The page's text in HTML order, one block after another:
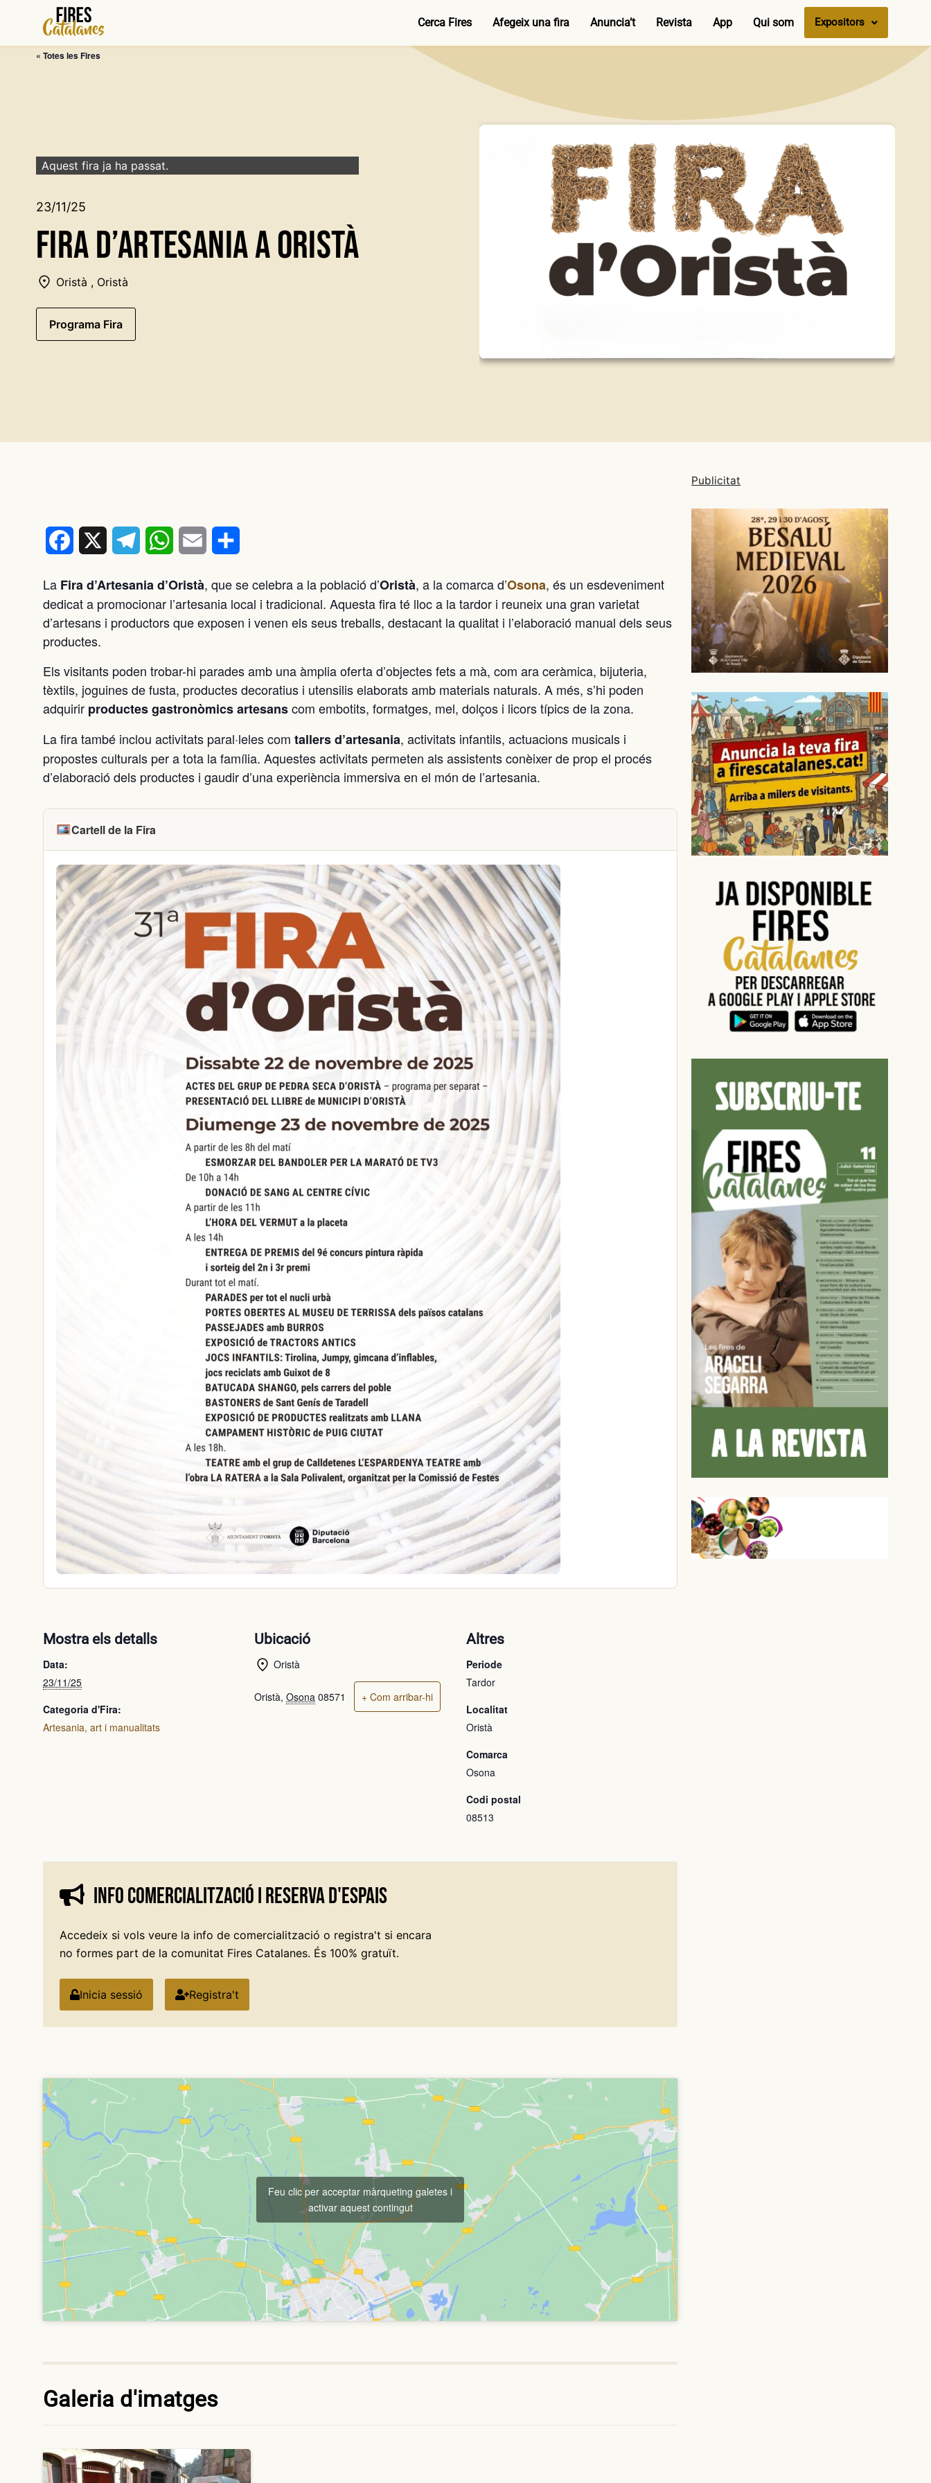
contingut
Cerca Fires Afegeix una fira Anuncia’t Revista App Qui som Expositors
« Totes les Fires
Aquest fira ja ha passat.
23/11/25
Fira d’Artesania a Oristà
Oristà , Oristà
Programa Fira
Facebook TelegramWhatsApp
Email
La Fira d’Artesania d’Oristà, que se celebra a la població d’Oristà, a la comarca d’Osona, és un esdeveniment
dedicat a promocionar l’artesania local i tradicional. Aquesta fira té lloc a la tardor i reuneix una gran varietat
d’artesans i productors que exposen i venen els seus treballs, destacant la qualitat i l’elaboració manual dels seus
productes.
Els visitants poden trobar-hi parades amb una àmplia oferta d’objectes fets a mà, com ara ceràmica, bijuteria,
tèxtils, joguines de fusta, productes decoratius i utensilis elaborats amb materials naturals. A més, s’hi poden
adquirir productes gastronòmics artesanscom embotits, formatges, mel, dolços i licors típics de la zona.
La fira també inclou activitats paral·leles com tallers d’artesania, activitats infantils, actuacions musicals i
propostes culturals per a tota la família. Aquestes activitats permeten als assistents conèixer de prop el procés
d’elaboració dels productes i gaudir d’una experiència immersiva en el món de l’artesania.
Cartell de la Fira
Mostra els detalls
Data:
23/11/25
Categoria d'Fira:
Artesania, art i manualitats
Ubicació
Oristà
Oristà, Osona 08571 + Com arribar-hi
Altres
Periode
Tardor
Localitat
Oristà
Comarca
Osona
Codi postal
08513
Info comercialització i reserva d'espais
Accedeix si vols veure la info de comercialització o registra't si encara
no formes part de la comunitat Fires Catalanes. És 100% gratuït.
Inicia sessió Registra't
Feu clic per acceptar màrqueting galetes i
activar aquest contingut
Galeria d'imatges
Publicitat